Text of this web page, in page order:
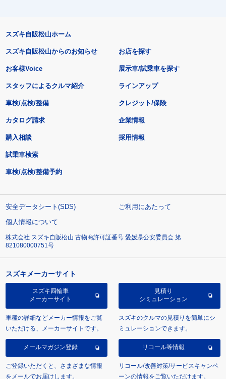
スズキ自販松山ホーム
スズキ自販松山からのお知らせ
お客様Voice
スタッフによるクルマ紹介
お店を探す
展示車/試乗車を探す
ラインアップ
車検/点検/整備 クレジット/保険
カタログ請求
購入相談
試乗車検索
車検/点検/整備予約
企業情報
採用情報
安全データシート(SDS)
ご利用にあたって
個人情報について
株式会社 スズキ自販松山 古物商許可証番号 愛媛県公安委員会 第
821080000751号
スズキメーカーサイト
スズキ四輪車
メーカーサイト
車種の詳細などメーカー情報をご覧
いただける、メーカーサイトです。
見積り
シミュレーション
スズキのクルマの見積りを簡単にシ
ミュレーションできます。
メールマガジン登録
ご登録いただくと、さまざまな情報
をメールでお届けします。
リコール等情報
リコール/改善対策/サービスキャンペ
ーンの情報をご覧いただけます。